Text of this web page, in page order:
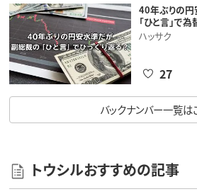
40年ぶりの
「ひと言」で
ハッサク
27
バックナンバー一覧は
トウシルおすすめの記事